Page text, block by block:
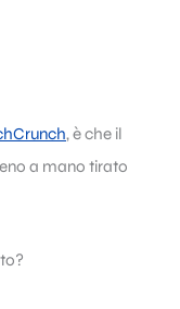
, è che il
a mano tirato